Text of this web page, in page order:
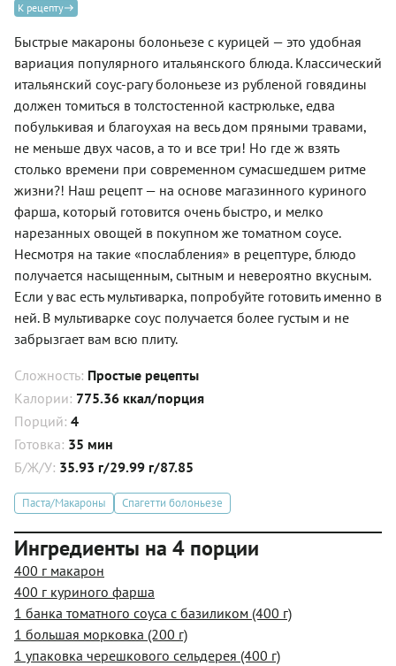
К рецепту
Быстрые макароны болоньезе с курицей — это удобная
вариация популярного итальянского блюда. Классический
итальянский соус-рагу болоньезе из рубленой говядины
должен томиться в толстостенной кастрюльке, едва
побулькивая и благоухая на весь дом пряными травами,
не меньше двух часов, а то и все три! Но где ж взять
столько времени при современном сумасшедшем ритме
жизни?! Наш рецепт — на основе магазинного куриного
фарша, который готовится очень быстро, и мелко
нарезанных овощей в покупном же томатном соусе.
Несмотря на такие «послабления» в рецептуре, блюдо
получается насыщенным, сытным и невероятно вкусным.
Если у вас есть мультиварка, попробуйте готовить именно в
ней. В мультиварке соус получается более густым и не
забрызгает вам всю плиту.
Сложность: Простые рецепты
Калории: 775.36 ккал/порция
Порций: 4
Готовка: 35 мин
Б/Ж/У: 35.93 г/29.99 г/87.85
Паста/Макароны Спагетти болоньезе
Ингредиенты на 4 порции
400 г макарон
400 г куриного фарша
1 банка томатного соуса с базиликом (400 г)
1 большая морковка (200 г)
1 упаковка черешкового сельдерея (400 г)